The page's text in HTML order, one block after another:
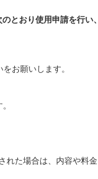
とおり使用申請を行い
お願いします。
れた場合は、内容や料